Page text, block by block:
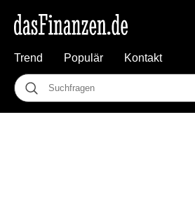
Trend Populär Kontakt